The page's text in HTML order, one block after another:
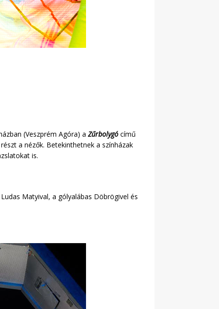
(Veszprém Agóra) aZűrbolygó című
a nézők. Betekinthetnek a színházak
is.
Matyival, a gólyalábas Döbrögivel és